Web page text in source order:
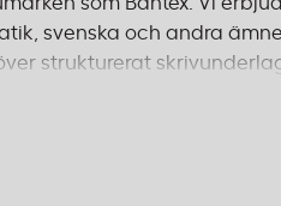
svenska och andra
strukturerat
för